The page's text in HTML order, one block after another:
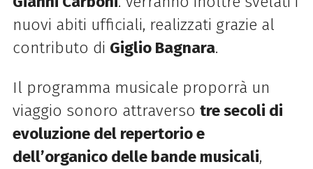
nuovi abiti ufficiali, realizzati grazie al
contributo di Giglio Bagnara.
Il programma musicale proporrà un
viaggio sonoro attraverso tre secoli di
evoluzione del repertorio e
dell’organico delle bande musicali,